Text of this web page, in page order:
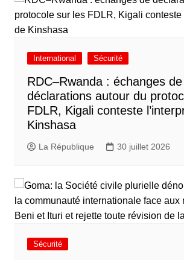
International Sécurité
RDC–Rwanda : échanges de
déclarations autour du
FDLR, Kigali conteste
Kinshasa
La République 30 juillet 2026
Sécurité